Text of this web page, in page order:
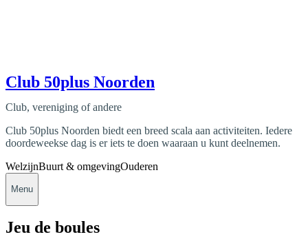
Club 50plus Noorden
Club, vereniging of andere
Club 50plus Noorden biedt een breed scala aan activiteiten. Iedere
doordeweekse dag is er iets te doen waaraan u kunt deelnemen.
WelzijnBuurt & omgevingOuderen
Menu
Jeu de boules